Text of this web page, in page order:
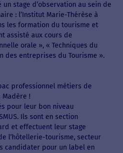
stage d’observation au sein de
: l’Institut Marie-Thérèse à
les formation du tourisme et
assisté aux cours de
orale », « Techniques du
des entreprises du Tourisme ».
professionnel métiers de
Madère !
pour leur bon niveau
Ils sont en section
et effectuent leur stage
l’hôtellerie-tourisme, secteur
candidater pour un label en